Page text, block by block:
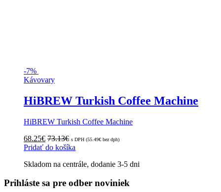
-7%
Kávovary
HiBREW Turkish Coffee Machine
HiBREW Turkish Coffee Machine
68.25€ 73.13€ s DPH (55.49€ bez dph)
Pridať do košíka
Skladom na centrále, dodanie 3-5 dni
Prihláste sa pre odber noviniek